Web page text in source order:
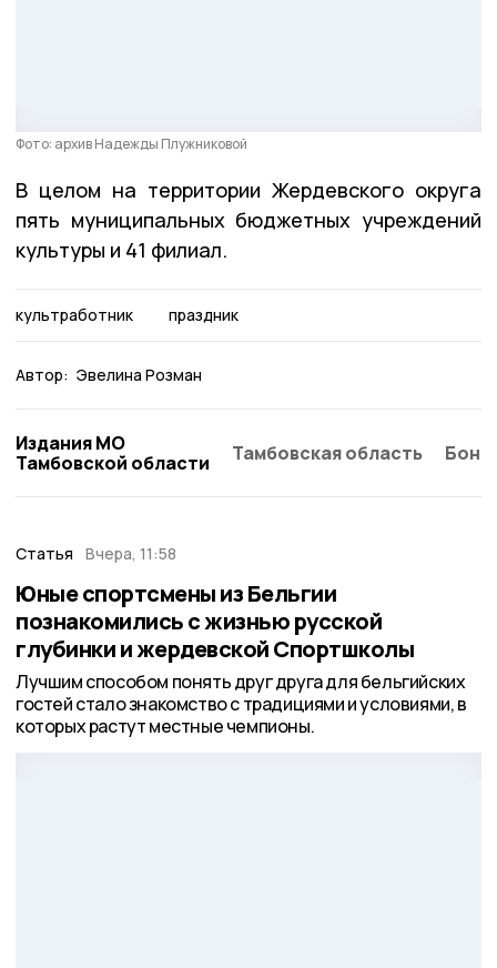
Фото: архив Надежды Плужниковой
В целом на территории Жердевского округа
пять муниципальных бюджетных учреждений
культуры и 41 филиал.
культработник праздник
Автор: Эвелина Розман
Издания МО
Тамбовской области
Тамбовская область
Статья Вчера, 11:58
Юные спортсмены из Бельгии
познакомились с жизнью русской
глубинки и жердевской Спортшколы
Лучшим способом понять друг друга для бельгийских
гостей стало знакомство с традициями и условиями, в
которых растут местные чемпионы.